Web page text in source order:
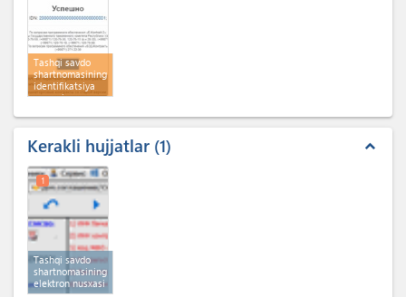
Tashqi savdo
shartnomasining
identifikatsiya
raqami
Kerakli hujjatlar 1 expand_less
Tashqi savdo
shartnomasining
elektron nusxasi
1